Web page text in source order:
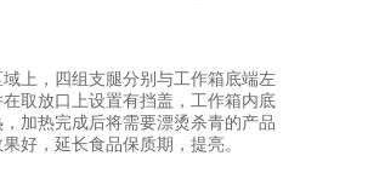
上，四组支腿分别与工作箱底端左
取放口上设置有挡盖，工作箱内底
加热完成后将需要漂烫杀青的产品
好，延长食品保质期，提亮。